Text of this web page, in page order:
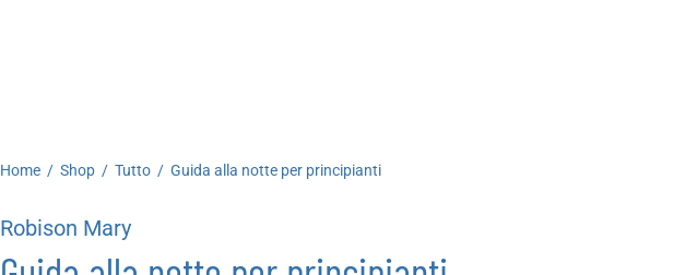
Home / Shop / Tutto / Guida alla notte per principianti
Robison Mary